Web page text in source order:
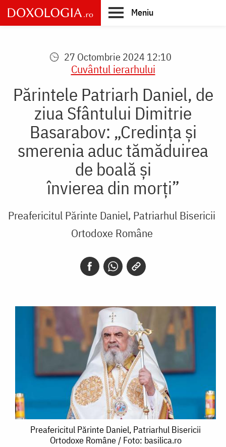
Skip
to
main
Meniu
27 Octombrie 2024 12:10
Cuvântul ierarhului
Părintele Patriarh Daniel, de
ziua Sfântului Dimitrie
Basarabov: „Credința și
smerenia aduc tămăduirea
de boală și
învierea din morți”
Preafericitul Părinte Daniel, Patriarhul Bisericii
Ortodoxe Române
Preafericitul
Preafericitul Părinte Daniel, Patriarhul Bisericii
Ortodoxe Române / Foto: basilica.ro